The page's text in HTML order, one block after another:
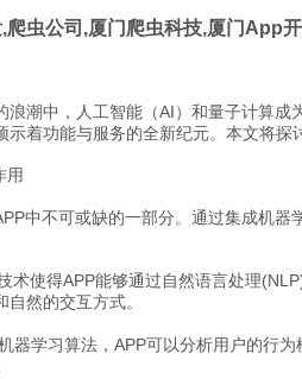
,爬虫公司 ,厦门爬虫科技,厦门 App
浪潮中，人工智能（AI）和量子计算
示着功能与服务的全新纪元。本文将
用
中不可或缺的一部分。通过集成机
术使得APP能够通过自然语言处理
然的交互方式。
器学习算法，APP可以分析用户的行